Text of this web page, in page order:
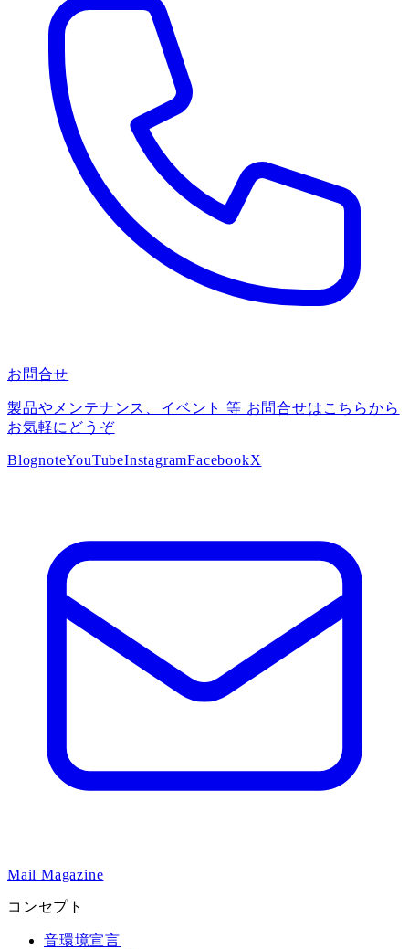
お問合せ
製品やメンテナンス、イベント 等 お問合せはこちらから
お気軽にどうぞ
BlognoteYouTubeInstagramFacebookX
Mail Magazine
コンセプト
音環境宣言